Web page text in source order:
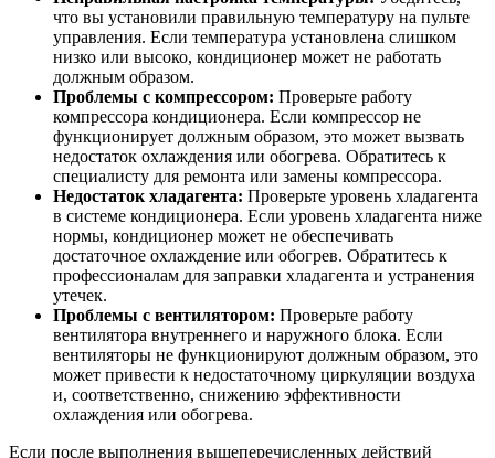
что вы установили правильную температуру на пульте
управления. Если температура установлена слишком
низко или высоко, кондиционер может не работать
должным образом.
Проблемы с компрессором: Проверьте работу
компрессора кондиционера. Если компрессор не
функционирует должным образом, это может вызвать
недостаток охлаждения или обогрева. Обратитесь к
специалисту для ремонта или замены компрессора.
Недостаток хладагента: Проверьте уровень хладагента
в системе кондиционера. Если уровень хладагента ниже
нормы, кондиционер может не обеспечивать
достаточное охлаждение или обогрев. Обратитесь к
профессионалам для заправки хладагента и устранения
утечек.
Проблемы с вентилятором: Проверьте работу
вентилятора внутреннего и наружного блока. Если
вентиляторы не функционируют должным образом, это
может привести к недостаточному циркуляции воздуха
и, соответственно, снижению эффективности
охлаждения или обогрева.
Если после выполнения вышеперечисленных действий